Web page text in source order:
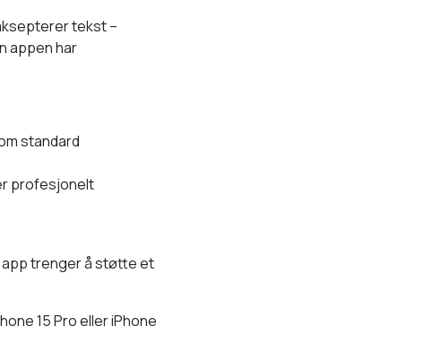
tekst –
appen har
standard
profesjonelt
trenger å støtte et
15 Pro eller iPhone